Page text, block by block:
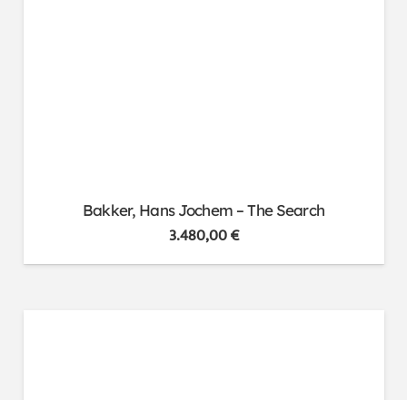
Bakker, Hans Jochem – The Search
3.480,00€